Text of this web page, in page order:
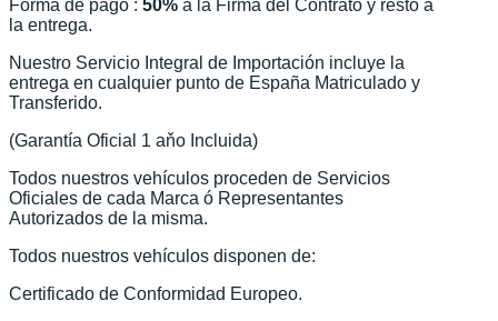
Forma de pago : 50% a la Firma del Contrato y resto a
la entrega.
Nuestro Servicio Integral de Importación incluye la
entrega en cualquier punto de España Matriculado y
Transferido.
(Garantía Oficial 1 aňo Incluida)
Todos nuestros vehículos proceden de Servicios
Oficiales de cada Marca ó Representantes
Autorizados de la misma.
Todos nuestros vehículos disponen de:
Certificado de Conformidad Europeo.